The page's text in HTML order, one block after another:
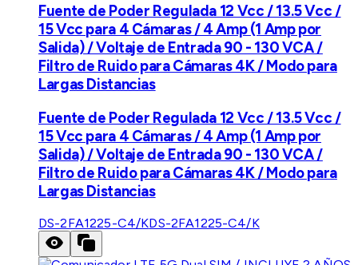
Fuente de Poder Regulada 12 Vcc / 13.5 Vcc /
15 Vcc para 4 Cámaras / 4 Amp (1 Amp por
Salida) / Voltaje de Entrada 90 - 130 VCA /
Filtro de Ruido para Cámaras 4K / Modo para
Largas Distancias
Fuente de Poder Regulada 12 Vcc / 13.5 Vcc /
15 Vcc para 4 Cámaras / 4 Amp (1 Amp por
Salida) / Voltaje de Entrada 90 - 130 VCA /
Filtro de Ruido para Cámaras 4K / Modo para
Largas Distancias
DS-2FA1225-C4/KDS-2FA1225-C4/K